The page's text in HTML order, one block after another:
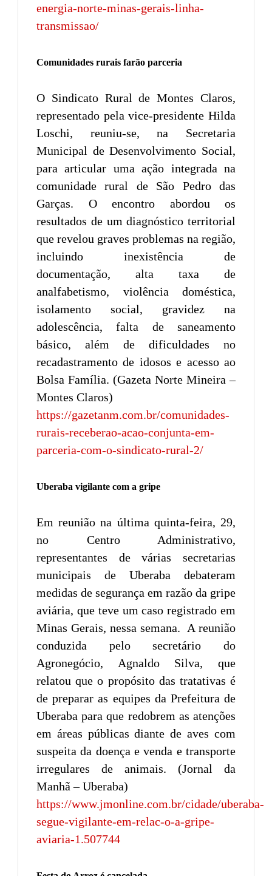
energia-norte-minas-gerais-linha-
transmissao/
Comunidades rurais farão parceria
O Sindicato Rural de Montes Claros,
representado pela vice-presidente Hilda
Loschi, reuniu-se, na Secretaria
Municipal de Desenvolvimento Social,
para articular uma ação integrada na
comunidade rural de São Pedro das
Garças. O encontro abordou os
resultados de um diagnóstico territorial
que revelou graves problemas na região,
incluindo inexistência de
documentação, alta taxa de
analfabetismo, violência doméstica,
isolamento social, gravidez na
adolescência, falta de saneamento
básico, além de dificuldades no
recadastramento de idosos e acesso ao
Bolsa Família. (Gazeta Norte Mineira –
Montes Claros)
https://gazetanm.com.br/comunidades-
rurais-receberao-acao-conjunta-em-
parceria-com-o-sindicato-rural-2/
Uberaba vigilante com a gripe
Em reunião na última quinta-feira, 29,
no Centro Administrativo,
representantes de várias secretarias
municipais de Uberaba debateram
medidas de segurança em razão da gripe
aviária, que teve um caso registrado em
Minas Gerais, nessa semana. A reunião
conduzida pelo secretário do
Agronegócio, Agnaldo Silva, que
relatou que o propósito das tratativas é
de preparar as equipes da Prefeitura de
Uberaba para que redobrem as atenções
em áreas públicas diante de aves com
suspeita da doença e venda e transporte
irregulares de animais. (Jornal da
Manhã – Uberaba)
https://www.jmonline.com.br/cidade/uberaba-
segue-vigilante-em-relac-o-a-gripe-
aviaria-1.507744